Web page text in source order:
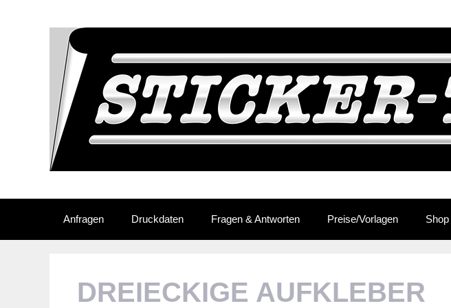
Anfragen Druckdaten Fragen & Antworten Preise/Vorlagen Shop
DREIECKIGE AUFKLEBER